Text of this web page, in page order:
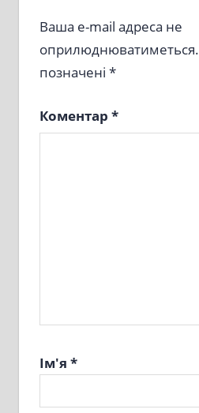
Ваша e-mail адреса не
оприлюднюватиметься.
позначені *
Коментар *
Ім'я *